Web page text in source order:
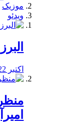
موزیک
ویدئو
اکتبر 22, 2019